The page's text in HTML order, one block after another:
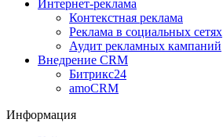
Интернет-реклама
Контекстная реклама
Реклама в социальных сетях
Аудит рекламных кампаний
Внедрение CRM
Битрикс24
amoCRM
Информация